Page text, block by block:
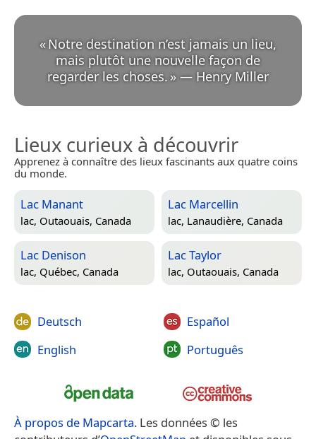
«Notre destination n’est jamais un lieu,
mais plutôt une nouvelle façon de
regarder les choses. » — Henry Miller
Lieux curieux à découvrir
Apprenez à connaître des lieux fascinants aux quatre coins
du monde.
Lac Manant
lac, Outaouais, Canada
Lac Marcellin
lac, Lanaudière, Canada
Lac Denison
lac, Québec, Canada
Lac Taylor
lac, Outaouais, Canada
Deutsch
English
Español
Português
À propos de Mapcarta. Les données © les